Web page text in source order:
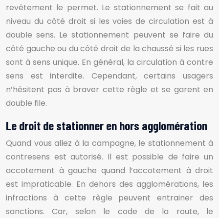
revêtement le permet. Le stationnement se fait au
niveau du côté droit si les voies de circulation est à
double sens. Le stationnement peuvent se faire du
côté gauche ou du côté droit de la chaussé si les rues
sont à sens unique. En général, la circulation à contre
sens est interdite. Cependant, certains usagers
n’hésitent pas à braver cette règle et se garent en
double file.
Le droit de stationner en hors agglomération
Quand vous allez à la campagne, le stationnement à
contresens est autorisé. Il est possible de faire un
accotement à gauche quand l’accotement à droit
est impraticable. En dehors des agglomérations, les
infractions à cette règle peuvent entrainer des
sanctions. Car, selon le code de la route, le